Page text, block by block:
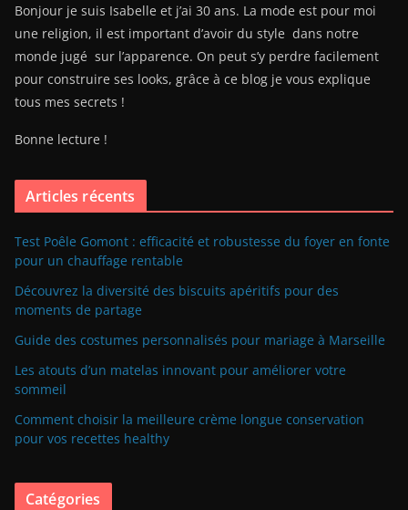
Bonjour je suis Isabelle et j’ai 30 ans. La mode est pour moi
une religion, il est important d’avoir du style dans notre
monde jugé sur l’apparence. On peut s’y perdre facilement
pour construire ses looks, grâce à ce blog je vous explique
tous mes secrets !
Bonne lecture !
Articles récents
Test Poêle Gomont : efficacité et robustesse du foyer en fonte
pour un chauffage rentable
Découvrez la diversité des biscuits apéritifs pour des
moments de partage
Guide des costumes personnalisés pour mariage à Marseille
Les atouts d’un matelas innovant pour améliorer votre
sommeil
Comment choisir la meilleure crème longue conservation
pour vos recettes healthy
Catégories